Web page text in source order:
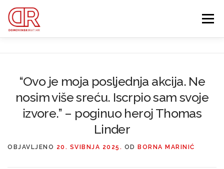
sadržaj
Izbornik
IZDVOJENE KATEGORIJE O MENI MEMBERSHIP
“Ovo je moja posljednja akcija. Ne
nosim više sreću. Iscrpio sam svoje
izvore.” – poginuo heroj Thomas
Linder
OBJAVLJENO 20. SVIBNJA 2025. OD BORNA MARINIĆ